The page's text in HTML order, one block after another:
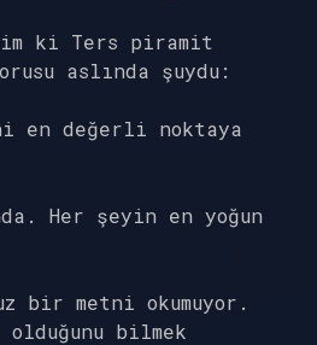
ki Ters piramit
aslında şuydu:
en değerli noktaya
Her şeyin en yoğun
bir metni okumuyor.
bilmek